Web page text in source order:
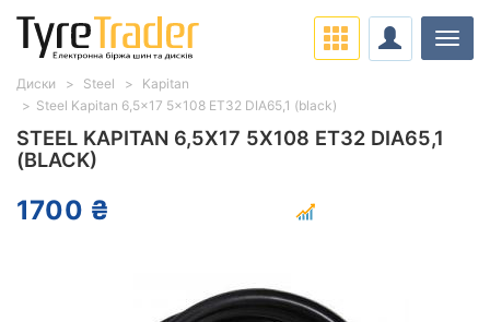
STEEL KAPITAN 6,5X17 5X108 ET32 DIA65,1
(BLACK)
1700 ₴
Диски Steel
Kapitan
Steel Kapitan 6,5x17 5x108 ET32 DIA65,1 (black)